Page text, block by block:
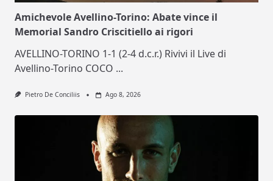
Amichevole Avellino-Torino: Abate vince il
Memorial Sandro Criscitiello ai rigori
AVELLINO-TORINO 1-1 (2-4 d.c.r.) Rivivi il Live di
Avellino-Torino COCO ...
Pietro De Conciliis Ago 8, 2026